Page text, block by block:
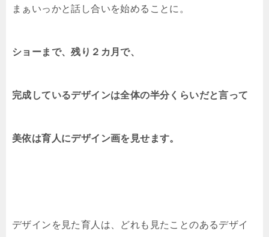
まぁいっかと話し合いを始めることに。
ショーまで、残り２カ月で、
完成しているデザインは全体の半分くらいだと言って
美依は育人にデザイン画を見せます。
デザインを見た育人は、どれも見たことのあるデザイ